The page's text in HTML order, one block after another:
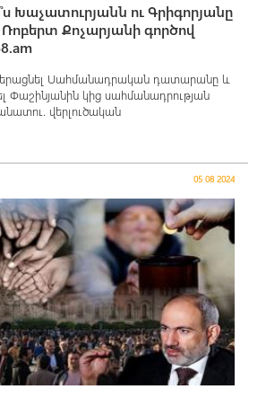
Խաչատուրյանն ու Գրիգորյանը
Քոչարյանի գործով
Սահմանադրական դատարանը և
Փաշինյանին կից սահմանադրության
վերլուծական
05 08 2024